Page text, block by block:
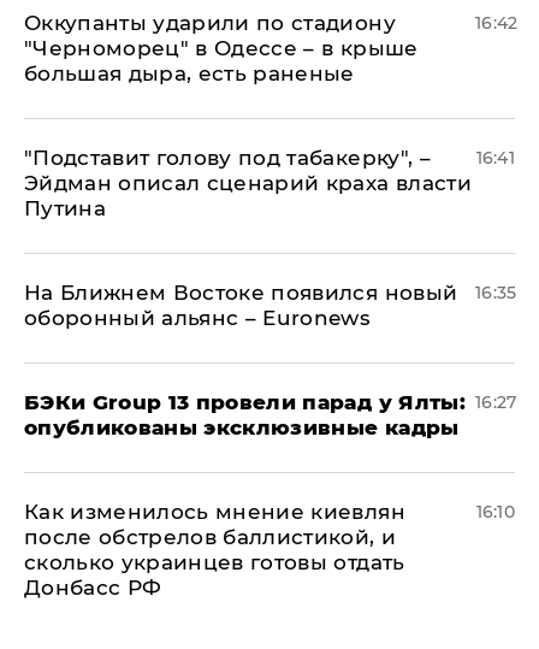
Оккупанты ударили по стадиону
"Черноморец" в Одессе – в крыше
большая дыра, есть раненые
16:42
​"Подставит голову под табакерку", –
Эйдман описал сценарий краха власти
Путина
16:41
На Ближнем Востоке появился новый
оборонный альянс – Euronews
16:35
​БЭКи Group 13 провели парад у Ялты:
опубликованы эксклюзивные кадры
16:27
Как изменилось мнение киевлян
после обстрелов баллистикой, и
сколько украинцев готовы отдать
Донбасс РФ
16:10